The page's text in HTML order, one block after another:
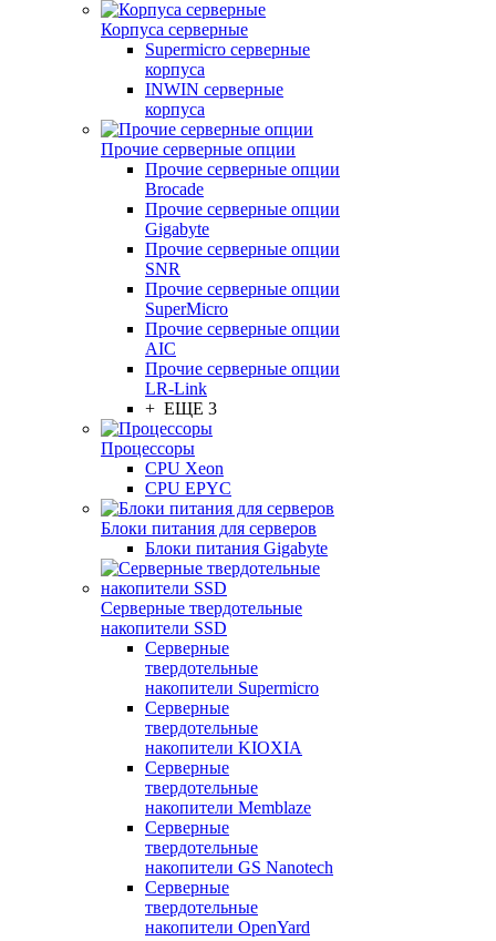
Корпуса серверные
Supermicro серверные
корпуса
INWIN серверные
корпуса
Прочие серверные опции
Прочие серверные опции
Brocade
Прочие серверные опции
Gigabyte
Прочие серверные опции
SNR
Прочие серверные опции
SuperMicro
Прочие серверные опции
AIC
Прочие серверные опции
LR-Link
+ ЕЩЕ 3
Процессоры
CPU Xeon
CPU EPYC
Блоки питания для серверов
Блоки питания Gigabyte
Серверные твердотельные
накопители SSD
Cерверные
твердотельные
накопители Supermicro
Cерверные
твердотельные
накопители KIOXIA
Cерверные
твердотельные
накопители Memblaze
Cерверные
твердотельные
накопители GS Nanotech
Серверные
твердотельные
накопители OpenYard